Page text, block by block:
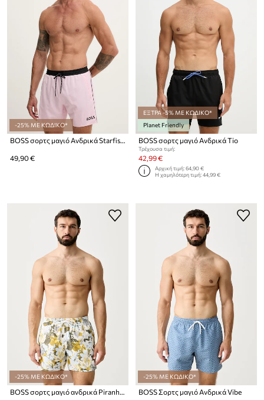
-25% ΜΕ ΚΩΔΙΚΟ*
49,90 €
ΕΞΤΡΑ -5% ΜΕ ΚΩΔΙΚΟ*
Planet Friendly
BOSS σορτς μαγιό Ανδρικά Tio
Τρέχουσα τιμή:
42,99 €
Αρχική τιμή:64,90 €
Η χαμηλότερη τιμή:44,99 €
-25% ΜΕ ΚΩΔΙΚΟ*
BOSS σορτς μαγιό ανδρικά Piranha
-25% ΜΕ ΚΩΔΙΚΟ*
BOSS Σορτς μαγιό Ανδρικά Vibe